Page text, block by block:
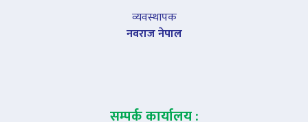
व्यवस्थापक
नवराज नेपाल
सम्पर्क कार्यालय :